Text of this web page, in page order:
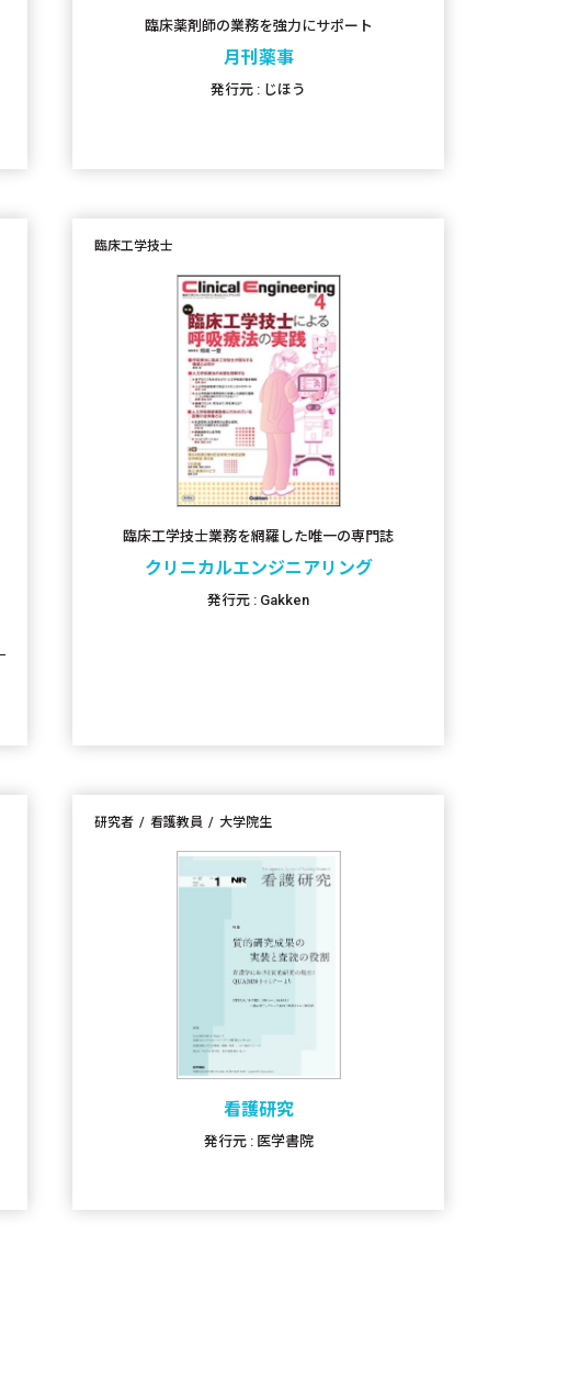
臨床薬剤師の業務を強力にサポート
月刊薬事
発行元 : じほう
臨床工学技士
臨床工学技士業務を網羅した唯一の専門誌
クリニカルエンジニアリング
発行元 : Gakken
研究者 看護教員 大学院生
看護研究
発行元 : 医学書院